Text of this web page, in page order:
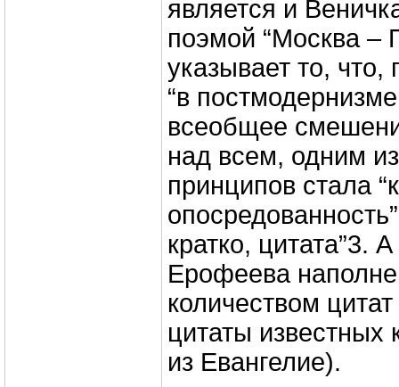
является и
поэмой “Москва –
указывает то,
“в
всеобщее
над всем, одним
принципов стала
кратко, цитата”3.
Ерофеева
количеством
цитаты известных
из Евангелие).